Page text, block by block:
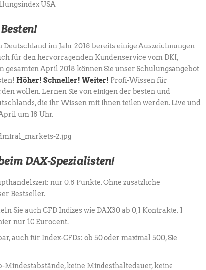
USA
im Jahr 2018 bereits einige Auszeichnungen
für den hervorragenden Kundenservice vom DKI,
gesamten April 2018 können Sie unser Schulungsangebot
Höher! Schneller! Weiter! Profi-Wissen für
wollen. Lernen Sie von einigen der besten und
die ihr Wissen mit Ihnen teilen werden. Live und
um 18 Uhr.
DAX-Spezialisten!
nur 0,8 Punkte. Ohne zusätzliche
Bestseller.
Sie auch CFD Indizes wie DAX30 ab 0,1 Kontrakte. 1
nur 10 Eurocent.
auch für Index-CFDs: ob 50 oder maximal 500, Sie
Mindestabstände, keine Mindesthaltedauer, keine